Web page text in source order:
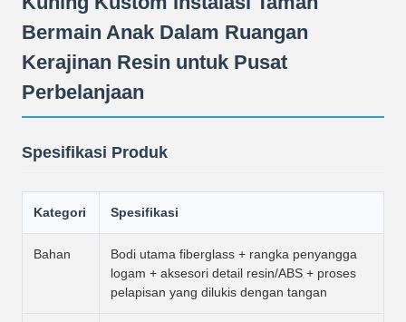
Bermain Anak Dalam Ruangan
Kerajinan Resin untuk Pusat
Perbelanjaan
Spesifikasi Produk
Kategori Spesifikasi
Bahan
Bodi utama fiberglass + rangka penyangga
logam + aksesori detail resin/ABS + proses
pelapisan yang dilukis dengan tangan